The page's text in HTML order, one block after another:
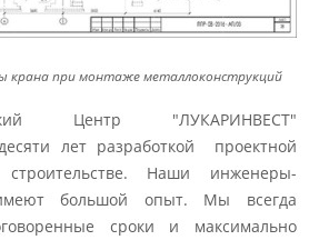
при монтаже металлоконструкций
Центр "ЛУКАРИНВЕСТ"
лет разработкой проектной
Наши инженеры-
большой опыт. Мы всегда
сроки и максимально